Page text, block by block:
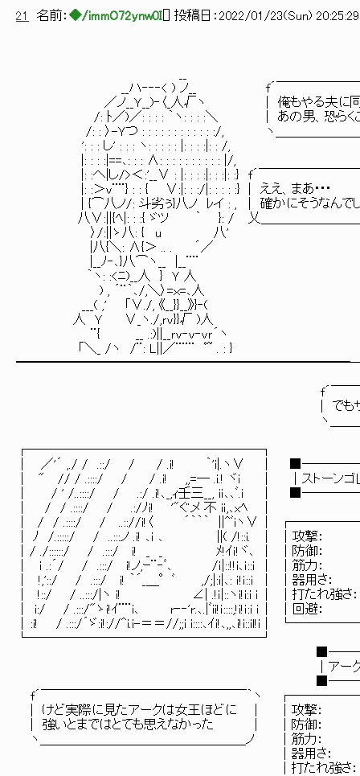
21 名前： ◆/immO72ynw0I ] 投稿日： 2022/01/23(Sun)
__ハ‐‐‐< ) ノ__ f´￣￣￣￣￣￣￣￣￣￣￣￣￣
／ノ__Ｙ__)‐〈_人√ヽ | 俺もやる夫に同
/: ﾄ／)／: : : : ｀ヽ: : : :＼ | あの男、恐らくこの場の
/: : 〉-Ｙつ : : : : : : : : : : : :/, ヽ＿＿＿＿＿＿＿＿＿＿
': : : し' : : : ヽ: : : : : |: : : :|: : /, ＼{ i'´i;ｨ
|: : : :|==､: : : ∧: : : : : : : : : : |/,
|: :へ|し/>＜:'__∨ : |: : : :|: : :|: :} f´￣￣￣￣￣
|: :＞ｖ¨¨} : : { ∨:|: : :/|: : : : :} | ええ
| {⌒八ノ/: 斗劣ぅ}八ノ ﾚイ : , | 確かにそ
八∨:||{ﾍ|: : :{ ゞツ ｀ }: / 乂＿＿＿
〉/:||ゝ八:
|八{＼: ∧{＞
|__ﾉ‐､}八⌒ヽ__
｀ヽ: :<ﾆ)__人 }
) , ´¨｀､/,＼〉=ｘ=
___( ,' 「∨./, 《
人 Ｙ ∨_ヽ./,ｒｖ}}√ )
¨{ __ .:)||__ｒｖ‐ｖ‐
「＼_ /ヽ /¨: L||／¨¨¨
f´￣￣￣￣￣￣￣￣￣￣
| でもサーベル・アーク
ヽ＿＿＿＿＿＿＿＿
┌──────────────────┐ | 噂
│ ／'´ ,./ / .::/ / / .i! ｀'i|.ヽ∨ │ ■───────■
│ " // / .::::/ / / .i! ,,=― .i.! ヾi │ │ストーンゴ
│ / ' /..::::/ / .:/ .i!､_,ｨ壬三__, iｉ､､ﾞ.i │
│ / / .::::/ / .:/ﾉi! '"ぐメ 不 iｉ,､xﾍ │
│ / / .::::/ / ..:://i!〈 ´｀｀｀ ||^ﾞiヽ∨ │
│ ﾉ /.:::::/ / ..:::ノ .i! ､ｉ ､ ||( /!::i. │ │攻撃
│ / ./::::::/ / .:::/ i! _ _ ﾒ!ｲｉ!ヾ､ │ │防
│ ｉ .:´/ / .:::/ i!ノ,ｰ¨‐ﾞ､ /ｉ|::!!i､ｉ::ｉ │ │筋
│ !,'::/ / .:::/ i! ｀´_＿°ﾞ ,/;|:i|､: ｉ!ｉ::ｉ │ │器用さ
│ !::/ / ..:::/|ヽ i! ∠| .!ｉ|::ヽi!i:i i │ │打た
│ i:/ / .:::/"ゝi!ｲ¨¨i､ r‐‐'r.､.|ﾞii!ｉ::::,!i!ｉ:i ｉ │ │回避
│ :i! / .:::/´ゞ:i!://^i.i-＝＝//;;i i::::､ｲi!､,,､i!i::il!i│
└──────────────────┘ │ ／ 〃
■───■ │ /:.:./.:.:/:./:.:イj:.
│アーク │ │ !／:.:イ:./≧x､l
■───■ │ ノﾚ´ﾑ:ｲ∧ぐｾ
f´￣￣￣￣￣￣￣￣￣￣￣￣￣￣￣￣
| けど実際に見たアークは女王ほどに
| 強いとまではとても思えなかった | │
ヽ＿＿＿＿＿＿＿＿＿＿＿＿＿＿＿＿
│器用さ： 66(-16)│ │ ///
│打たれ強さ： 75│ │